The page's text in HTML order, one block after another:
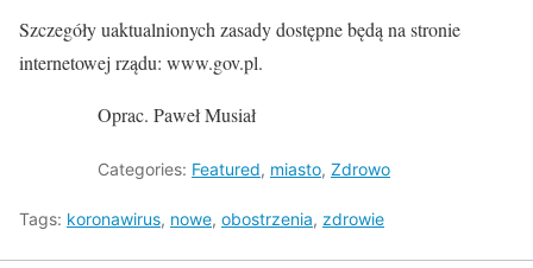
Szczegóły uaktualnionych zasady dostępne będą na stronie
internetowej rządu: www.gov.pl.
Oprac. Paweł Musiał
Categories: Featured, miasto, Zdrowo
Tags: koronawirus, nowe, obostrzenia, zdrowie